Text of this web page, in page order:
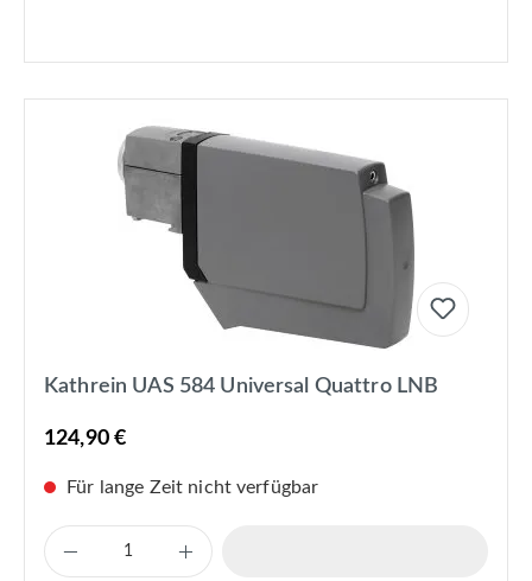
Kathrein UAS 584 Universal Quattro LNB
124,90 €
Für lange Zeit nicht verfügbar